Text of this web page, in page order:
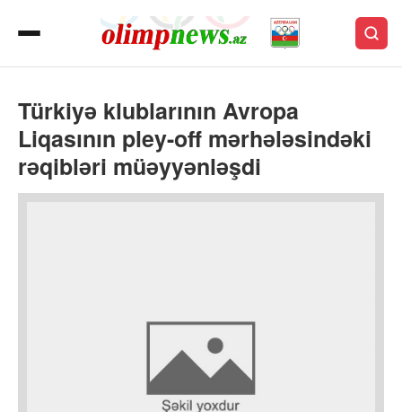
Türkiyə klublarının Avropa
Liqasının pley-off mərhələsindəki
rəqibləri müəyyənləşdi